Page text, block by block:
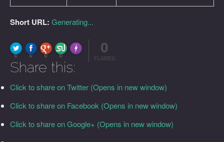
Short URL: Generating...
0 0 0 0
Made with FLARE
0
FLARES
Share this:
Click to share on Twitter (Opens in new window)
Click to share on Facebook (Opens in new window)
Click to share on Google+ (Opens in new window)